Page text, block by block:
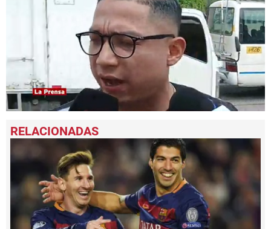
seconds
of
minutes,
seconds